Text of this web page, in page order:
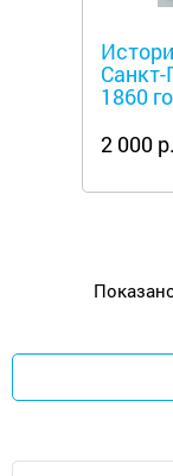
Санкт-
1860
2 000 р.